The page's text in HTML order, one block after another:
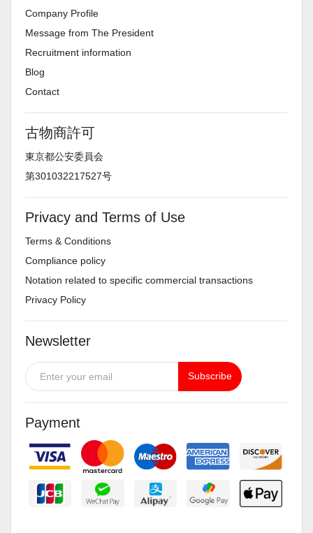
Company Profile
Message from The President
Recruitment information
Blog
Contact
古物商許可
東京都公安委員会
第301032217527号
Privacy and Terms of Use
Terms & Conditions
Compliance policy
Notation related to specific commercial transactions
Privacy Policy
Newsletter
Subscribe
Payment